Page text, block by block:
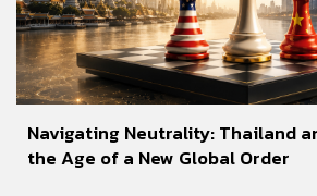
Navigating Neutrality: Thailand
the Age of a New Global Order